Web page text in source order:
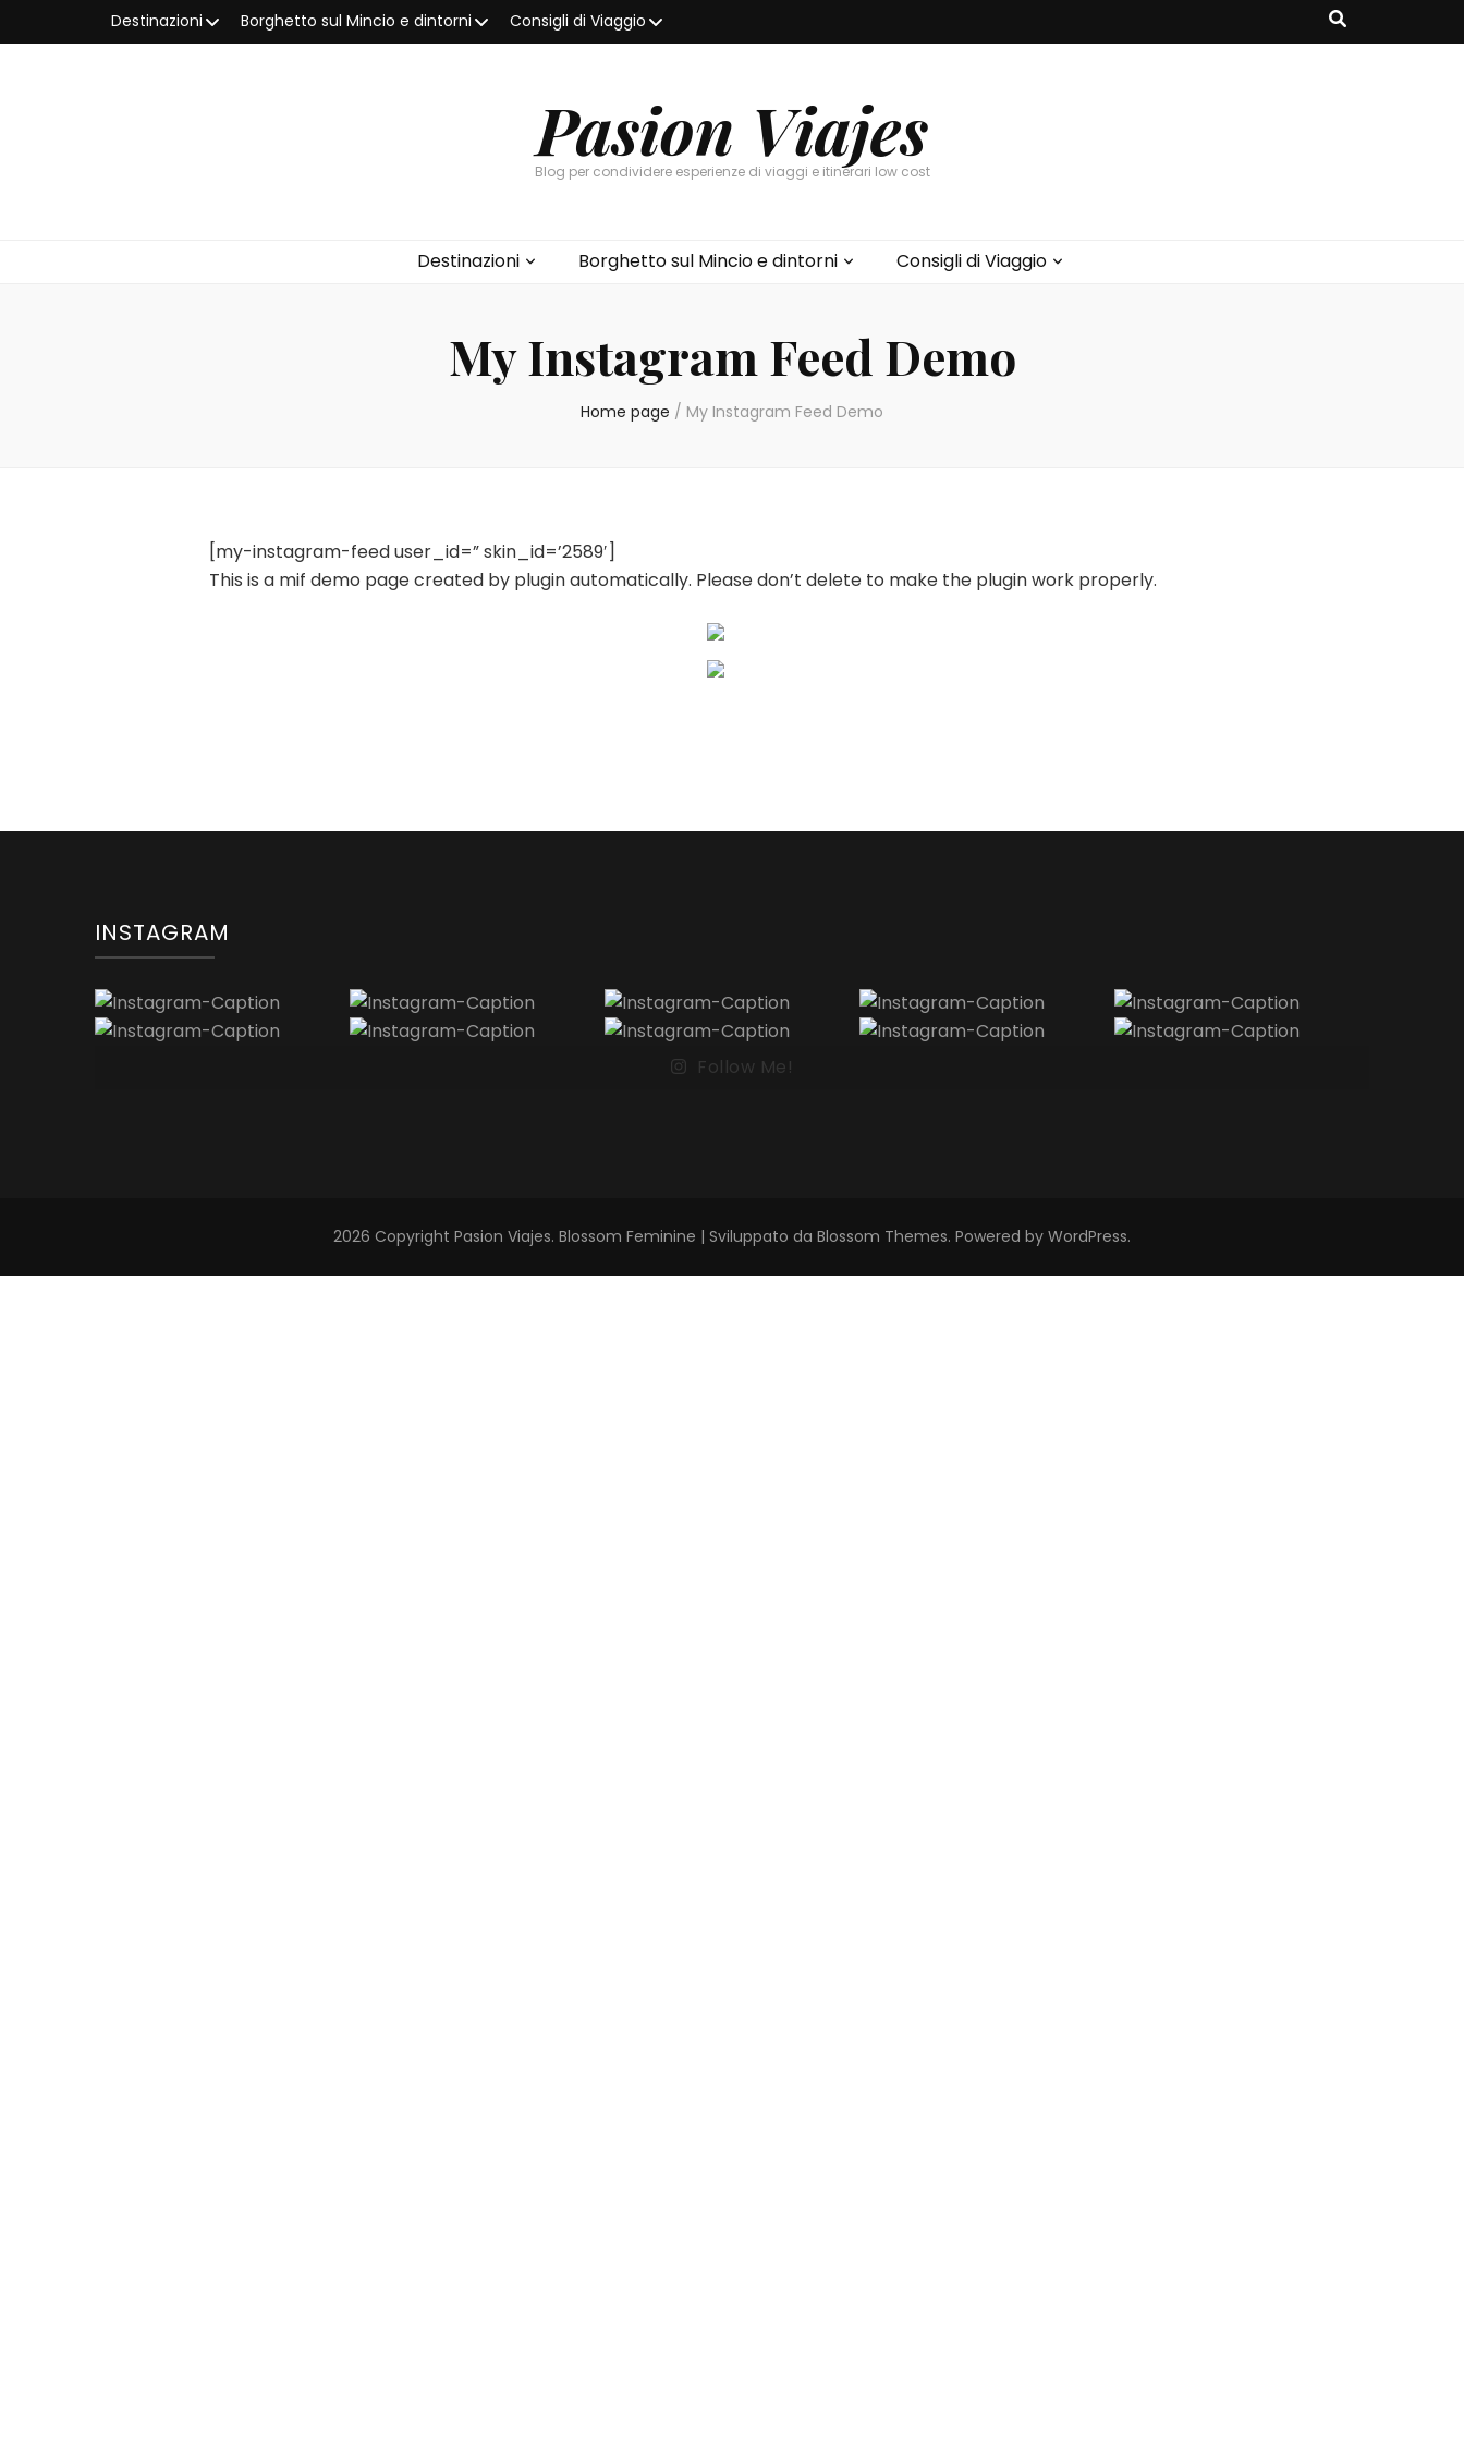
Destinazioni Borghetto sul Mincio e dintorni Consigli di Viaggio
Pasion Viajes
Blog per condividere esperienze di viaggi e itinerari low cost
Destinazioni Borghetto sul Mincio e dintorni Consigli di Viaggio
My Instagram Feed Demo
Home page / My Instagram Feed Demo
[my-instagram-feed user_id=” skin_id=’2589′]
This is a mif demo page created by plugin automatically. Please don’t delete to make the plugin work properly.
INSTAGRAM
Follow Me!
2026 Copyright Pasion Viajes. Blossom Feminine | Sviluppato da Blossom Themes. Powered by WordPress.